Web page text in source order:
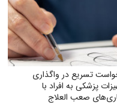
تسریع در واگذاری
پزشکی به افراد با
صعب العلاج